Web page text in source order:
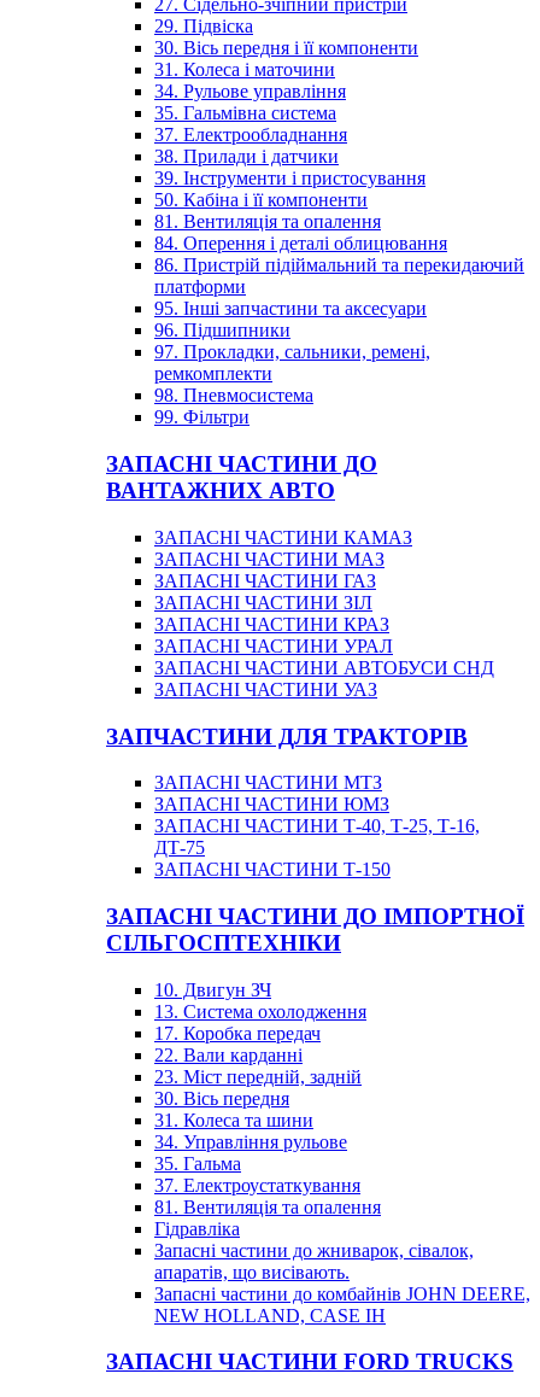
27. Сідельно-зчіпний пристрій
29. Підвіска
30. Вісь передня і її компоненти
31. Колеса і маточини
34. Рульове управління
35. Гальмівна система
37. Електрообладнання
38. Прилади і датчики
39. Інструменти і пристосування
50. Кабіна і її компоненти
81. Вентиляція та опалення
84. Оперення і деталі облицювання
86. Пристрій підіймальний та перекидаючий
платформи
95. Інші запчастини та аксесуари
96. Підшипники
97. Прокладки, сальники, ремені,
ремкомплекти
98. Пневмосистема
99. Фільтри
ЗАПАСНІ ЧАСТИНИ ДО
ВАНТАЖНИХ АВТО
ЗАПАСНІ ЧАСТИНИ КАМАЗ
ЗАПАСНІ ЧАСТИНИ МАЗ
ЗАПАСНІ ЧАСТИНИ ГАЗ
ЗАПАСНІ ЧАСТИНИ ЗІЛ
ЗАПАСНІ ЧАСТИНИ КРАЗ
ЗАПАСНІ ЧАСТИНИ УРАЛ
ЗАПАСНІ ЧАСТИНИ АВТОБУСИ СНД
ЗАПАСНІ ЧАСТИНИ УАЗ
ЗАПЧАСТИНИ ДЛЯ ТРАКТОРІВ
ЗАПАСНІ ЧАСТИНИ МТЗ
ЗАПАСНІ ЧАСТИНИ ЮМЗ
ЗАПАСНІ ЧАСТИНИ Т-40, Т-25, Т-16,
ДТ-75
ЗАПАСНІ ЧАСТИНИ Т-150
ЗАПАСНІ ЧАСТИНИ ДО ІМПОРТНОЇ
СІЛЬГОСПТЕХНІКИ
10. Двигун ЗЧ
13. Система охолодження
17. Коробка передач
22. Вали карданні
23. Міст передній, задній
30. Вісь передня
31. Колеса та шини
34. Управління рульове
35. Гальма
37. Електроустаткування
81. Вентиляція та опалення
Гідравліка
Запасні частини до жниварок, сівалок,
апаратів, що висівають.
Запасні частини до комбайнів JOHN DEERE,
NEW HOLLAND, CASE IH
ЗАПАСНІ ЧАСТИНИ FORD TRUCKS